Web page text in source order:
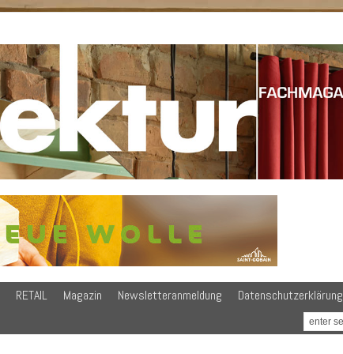
RETAIL Magazin Newsletteranmeldung Datenschutzerklärung